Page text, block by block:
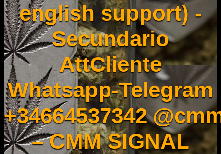
english support) -
Secundario
AttCliente
Whatsapp-Telegram
+34664537342
– CMM SIGNAL